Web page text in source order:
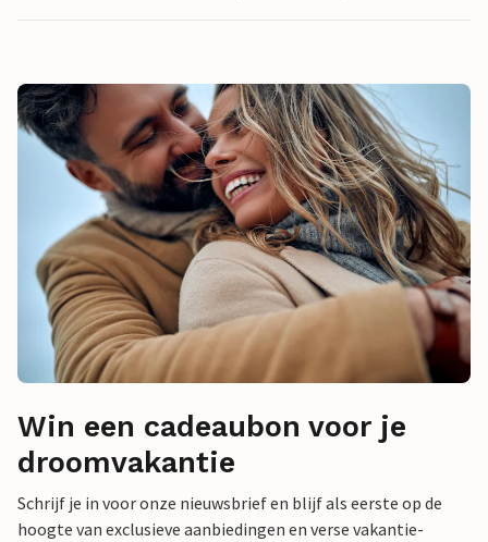
Win een cadeaubon voor je
droomvakantie
Schrijf je in voor onze nieuwsbrief en blijf als eerste op de
hoogte van exclusieve aanbiedingen en verse vakantie-